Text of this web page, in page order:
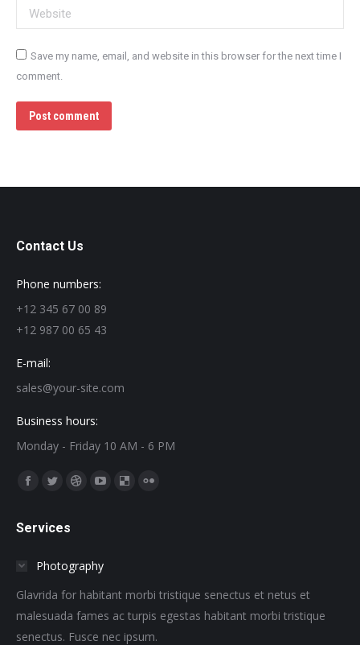
Website
Save my name, email, and website in this browser for the next time I
comment.
Post comment
Contact Us
Phone numbers:
+12 345 67 00 89
+12 987 00 65 43
E-mail:
sales@your-site.com
Business hours:
Monday - Friday 10 AM - 6 PM
Find us on:
Facebook
opens
new
window
Twitter
opens
new
window
Dribbble
new
window
YouTube
new
window
Delicious
windowwindow
Services
Photography
Glavrida for habitant morbi tristique senectus et netus et
malesuada fames ac turpis egestas habitant morbi tristique
senectus. Fusce nec ipsum.